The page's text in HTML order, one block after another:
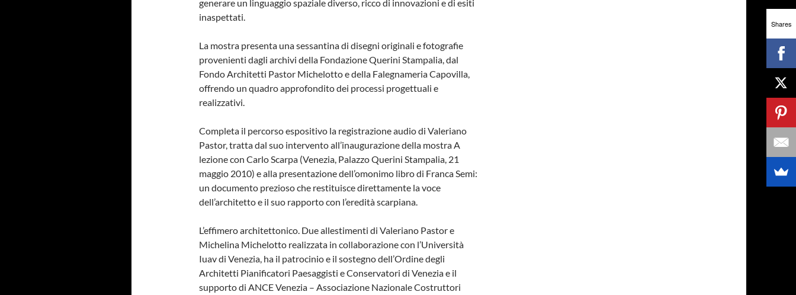
generare un linguaggio spaziale diverso, ricco di innovazioni e di esiti
inaspettati.
La mostra presenta una sessantina di disegni originali e fotografie
provenienti dagli archivi della Fondazione Querini Stampalia, dal
Fondo Architetti Pastor Michelotto e della Falegnameria Capovilla,
offrendo un quadro approfondito dei processi progettuali e
realizzativi.
Completa il percorso espositivo la registrazione audio di Valeriano
Pastor, tratta dal suo intervento all’inaugurazione della mostra A
lezione con Carlo Scarpa (Venezia, Palazzo Querini Stampalia, 21
maggio 2010) e alla presentazione dell’omonimo libro di Franca Semi:
un documento prezioso che restituisce direttamente la voce
dell’architetto e il suo rapporto con l’eredità scarpiana.
L’effimero architettonico. Due allestimenti di Valeriano Pastor e
Michelina Michelotto realizzata in collaborazione con l’Università
Iuav di Venezia, ha il patrocinio e il sostegno dell’Ordine degli
Architetti Pianificatori Paesaggisti e Conservatori di Venezia e il
supporto di ANCE Venezia – Associazione Nazionale Costruttori
Shares